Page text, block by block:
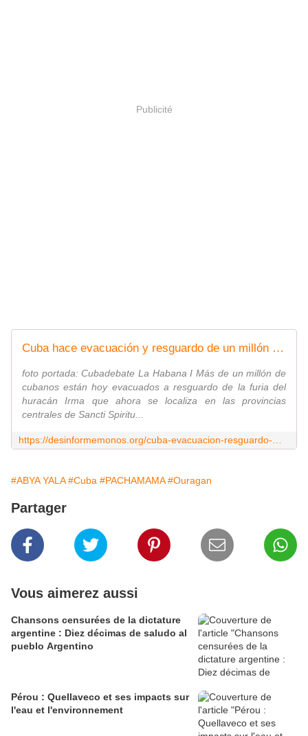
Publicité
Cuba hace evacuación y resguardo de un millón de personas ante la llegada de huracán Irma
foto portada: Cubadebate La Habana I Más de un millón de
cubanos están hoy evacuados a resguardo de la furia del
huracán Irma que ahora se localiza en las provincias
centrales de Sancti Spiritu...
#ABYA YALA #Cuba #PACHAMAMA #Ouragan
Partager
Vous aimerez aussi
Chansons censurées de la dictature
argentine : Diez décimas de saludo al
pueblo Argentino
Pérou : Quellaveco et ses impacts sur
l'eau et l'environnement